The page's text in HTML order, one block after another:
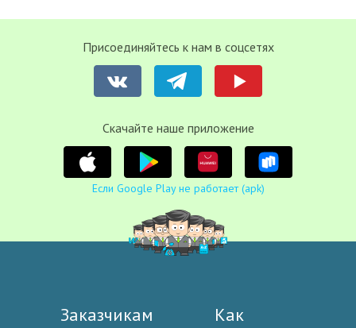
Присоединяйтесь к нам в соцсетях
Cкачайте наше приложение
Если Google Play не работает (apk)
Заказчикам
Как